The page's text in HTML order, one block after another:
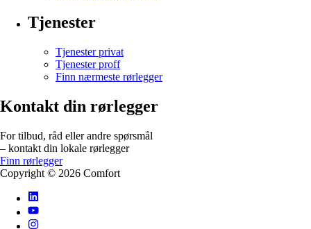
Tjenester
Tjenester privat
Tjenester proff
Finn nærmeste rørlegger
Kontakt din rørlegger
For tilbud, råd eller andre spørsmål
– kontakt din lokale rørlegger
Finn rørlegger
Copyright © 2026 Comfort